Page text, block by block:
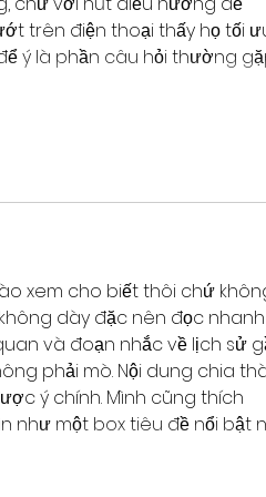
trên điện thoại thấy họ tối
ý là phần câu hỏi thường
xem cho biết thôi chứ
dày đặc nên đọc nhanh
và đoạn nhắc về lịch sử
phải mò. Nội dung chia
ý chính. Mình cũng thích
như một box tiêu đề nổi bật